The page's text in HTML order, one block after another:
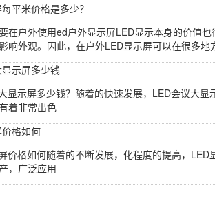
平米价格是多少？
在户外使用ed户外显示屏LED显示本身的价值
响外观。因此，在户外LED显示屏可以在很多
示屏多少钱
显示屏多少钱？随着的快速发展，LED会议大
着非常出色
格如何
价格如何随着的不断发展，化程度的提高，
，广泛应用